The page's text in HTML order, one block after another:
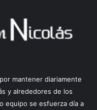
mantener diariamente
y alrededores de los
equipo se esfuerza día a